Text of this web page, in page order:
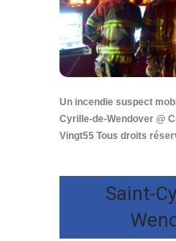
Un incendie suspect
Cyrille-de-Wendover @
Vingt55 Tous droits
Saint-